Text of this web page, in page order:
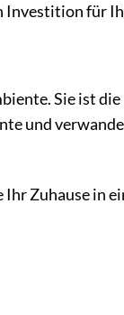
Investition für
Sie ist
und
Zuhause in